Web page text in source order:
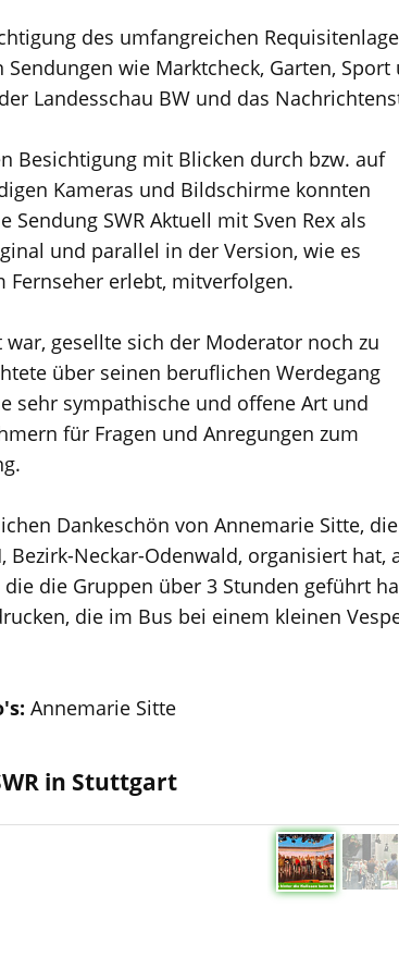
des umfangreichen
wie Marktcheck, Garten,
Landesschau BW und das
Besichtigung mit Blicken durch bzw. auf
Kameras und Bildschirme konnten
Sendung SWR Aktuell mit Sven Rex als
und parallel in der Version, wie es
Fernseher erlebt, mitverfolgen.
war, gesellte sich der Moderator noch zu
über seinen beruflichen Werdegang
sehr sympathische und offene Art und
für Fragen und Anregungen zum
Dankeschön von Annemarie Sitte,
Bezirk-Neckar-Odenwald, organisiert
die die Gruppen über 3 Stunden geführt
die im Bus bei einem kleinen
Annemarie Sitte
in Stuttgart